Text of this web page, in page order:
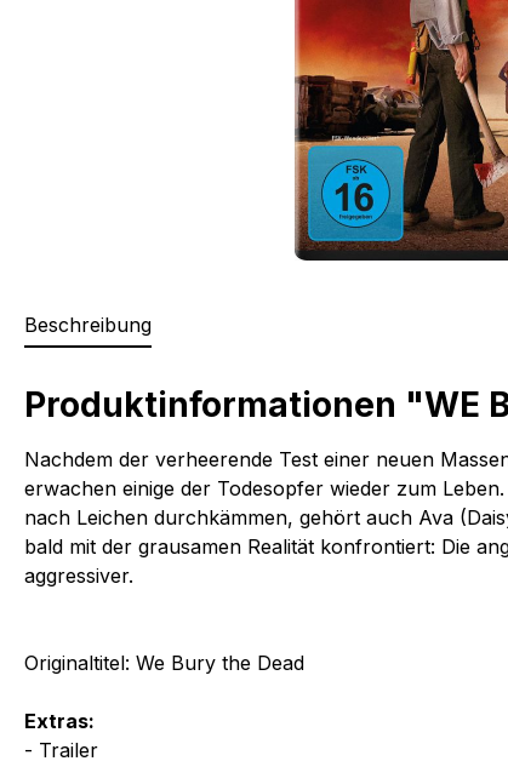
Beschreibung
Produktinformationen "WE
Nachdem der verheerende Test einer neuen
erwachen einige der Todesopfer wieder zum
nach Leichen durchkämmen, gehört auch Ava
bald mit der grausamen Realität konfrontiert: Die
aggressiver.
Originaltitel: We Bury the Dead
Extras:
- Trailer